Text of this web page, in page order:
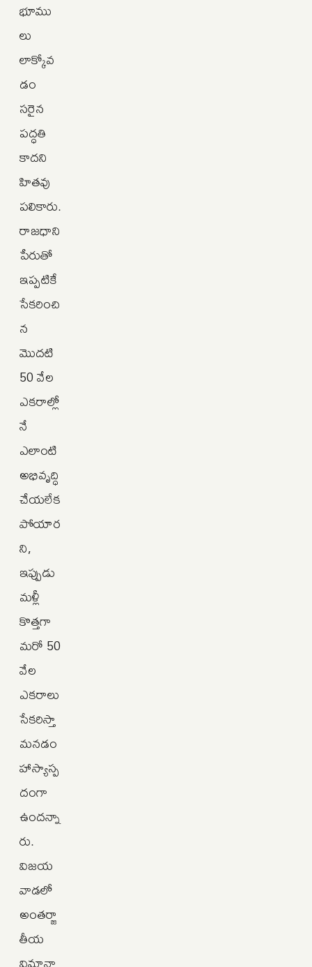
భూము
లు
లాక్కోవ
డం
సరైన
పద్ధతి
కాదని
హితవు
పలికారు.
రాజధాని
పేరుతో
ఇప్పటికే
సేకరించి
న
మొదటి
50 వేల
ఎకరాల్లో
నే
ఎలాంటి
అభివృద్ధి
చేయలేక
పోయార
ని,
ఇప్పుడు
మళ్లీ
కొత్తగా
మరో 50
వేల
ఎకరాలు
సేకరిస్తా
మనడం
హాస్యాస్ప
దంగా
ఉందన్నా
రు.
విజయ
వాడలో
అంతర్జా
తీయ